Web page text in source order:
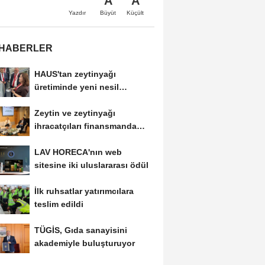
Yazdır Büyüt Küçült
HAUS'tan zeytinyağı
üretiminde yeni nesil
Zeytin ve zeytinyağı
ihracatçıları finansmanda
LAV HORECA'nın web
sitesine iki uluslararası ödül
İlk ruhsatlar yatırımcılara
teslim edildi
TÜGİS, Gıda sanayisini
akademiyle buluşturuyor